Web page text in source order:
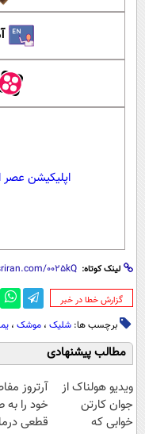
اپلیکیشن عصر
لینک کوتاه:
‌گزارش خطا در خبر
برچسب ها: شلیک ، موشک ،
مطالب پیشنهادی
ویدیو هولناک از
جوان کارتن
خوابی که
آرتروز
خود را به
قطعی